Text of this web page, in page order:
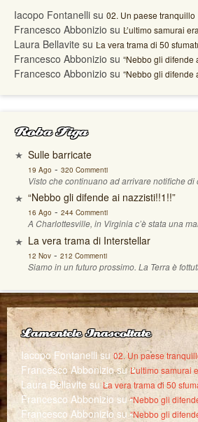
Iacopo Fontanelli su 02. Un paese tranquillo
Francesco Abbonizio su L’ultimo samurai
Laura Bellavite su La vera trama di 50
Francesco Abbonizio su “Nebbo gli difende
Francesco Abbonizio su “Nebbo gli difende
Roba Figa
Sulle barricate
19 Ago - 320 Commenti
Visto che continuano ad arrivare notifiche
“Nebbo gli difende ai nazzisti!!1!!”
16 Ago - 244 Commenti
A Charlottesville, in Virginia c’è stata una
La vera trama di Interstellar
12 Nov- 212 Commenti
Siamo in un futuro prossimo. La Terra è
Lamentele Inascoltate
Iacopo Fontanellisu02. Un paese
Francesco AbboniziosuL’ultimo samurai
Laura Bellavite su La vera trama di 50
Francesco Abbonizio su“Nebbo gli
Francesco Abbonizio su“Nebbo gli